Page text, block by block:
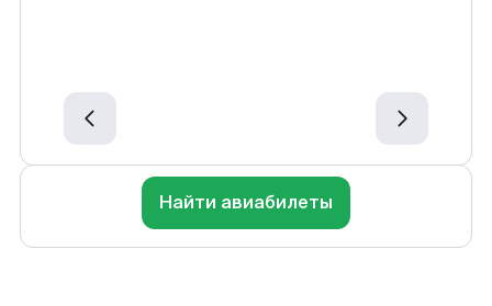
Найти авиабилеты